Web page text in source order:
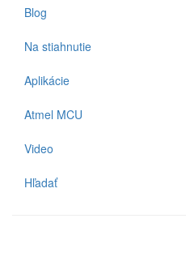
Blog
Na stiahnutie
Aplikácie
Atmel MCU
Video
Hľadať